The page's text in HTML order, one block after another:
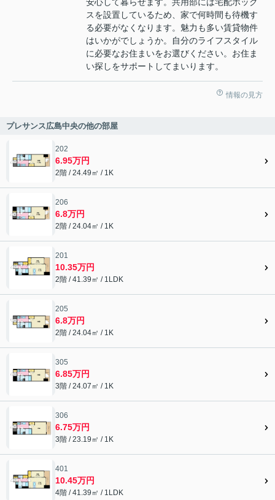
スを設置しているため、家で何時間も待機す
る必要がなくなります。魅力も多い賃貸物件
はいかがでしょうか。自分のライフスタイル
に必要なお住まいをお選びください。お住ま
い探しをサポートしてまいります。
情報の見方
プレサンス広島中央の他の部屋
202
6.95万円
2階 / 24.49㎡ / 1K
206
6.8万円
2階 / 24.04㎡ / 1K
201
10.35万円
2階 / 41.39㎡ / 1LDK
205
6.8万円
2階 / 24.04㎡ / 1K
305
6.85万円
3階 / 24.07㎡ / 1K
306
6.75万円
3階 / 23.19㎡ / 1K
401
10.45万円
4階 / 41.39㎡ / 1LDK